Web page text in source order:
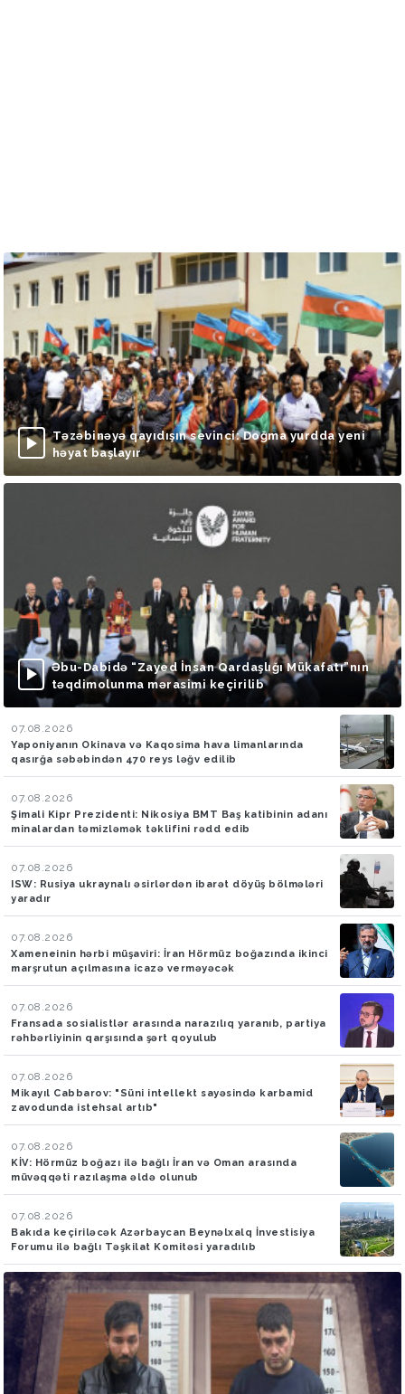
Təzəbinəyə qayıdışın sevinci: Doğma yurdda yeni
həyat başlayır
Əbu-Dabidə “Zayed İnsan Qardaşlığı Mükafatı”nın
təqdimolunma mərasimi keçirilib
07.08.2026
Yaponiyanın Okinava və Kaqosima hava limanlarında
qasırğa səbəbindən 470 reys ləğv edilib
07.08.2026
Şimali Kipr Prezidenti: Nikosiya BMT Baş katibinin adanı
minalardan təmizləmək təklifini rədd edib
07.08.2026
ISW: Rusiya ukraynalı əsirlərdən ibarət döyüş bölmələri
yaradır
07.08.2026
Xameneinin hərbi müşaviri: İran Hörmüz boğazında ikinci
marşrutun açılmasına icazə verməyəcək
07.08.2026
Fransada sosialistlər arasında narazılıq yaranıb, partiya
rəhbərliyinin qarşısında şərt qoyulub
07.08.2026
Mikayıl Cabbarov: "Süni intellekt sayəsində karbamid
zavodunda istehsal artıb"
07.08.2026
KİV: Hörmüz boğazı ilə bağlı İran və Oman arasında
müvəqqəti razılaşma əldə olunub
07.08.2026
Bakıda keçiriləcək Azərbaycan Beynəlxalq İnvestisiya
Forumu ilə bağlı Təşkilat Komitəsi yaradılıb